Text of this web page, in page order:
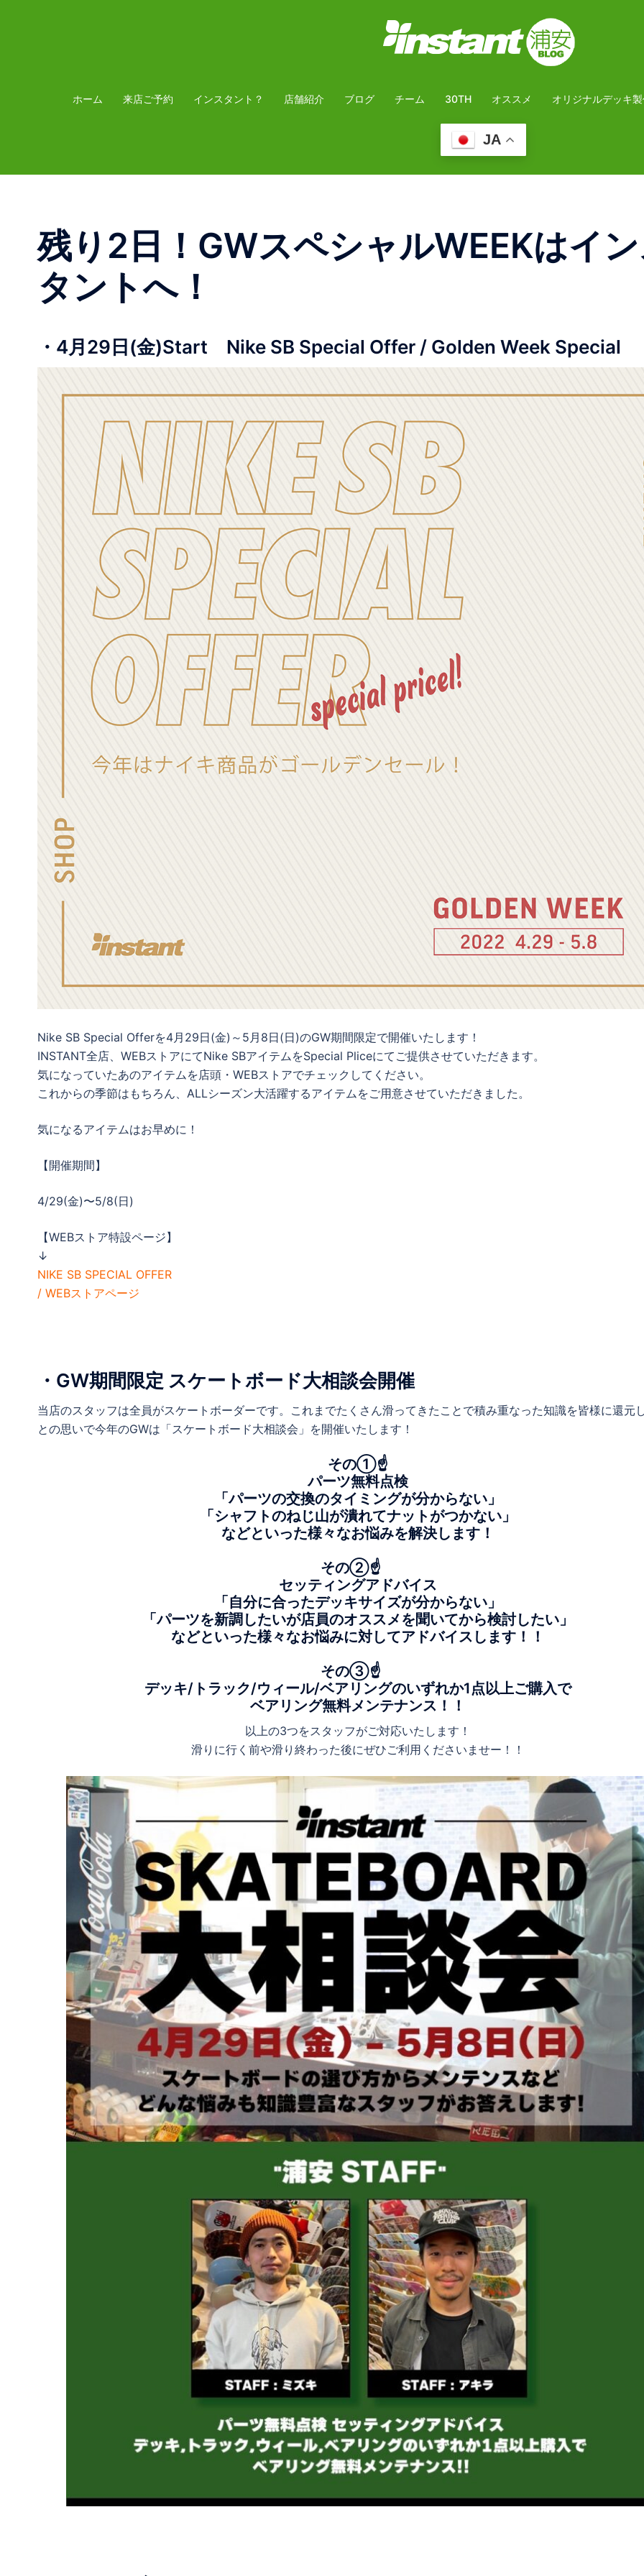
プ
ホーム 来店ご予約 インスタント？ 店舗紹介 ブログ チーム 30TH オススメ オリジナルデッキ
JA
残り2日！GWスペシャルWEEKはイ
タントへ！
・4月29日(金)Start Nike SB Special Offer / Golden Week Special
Nike SB Special Offerを4月29日(金)～5月8日(日)のGW期間限定で開催いたします！
INSTANT全店、WEBストアにてNike SBアイテムをSpecial Pliceにてご提供させていただきます。
気になっていたあのアイテムを店頭・WEBストアでチェックしてください。
これからの季節はもちろん、ALLシーズン大活躍するアイテムをご用意させていただきました。
気になるアイテムはお早めに！
【開催期間】
4/29(金)〜5/8(日)
【WEBストア特設ページ】
↓
NIKE SB SPECIAL OFFER
/ WEBストアページ
・GW期間限定 スケートボード大相談会開催
当店のスタッフは全員がスケートボーダーです。これまでたくさん滑ってきたことで積み重なった知識を皆様に還元
との思いで今年のGWは「スケートボード大相談会」を開催いたします！
その①☝️
パーツ無料点検
「パーツの交換のタイミングが分からない」
「シャフトのねじ山が潰れてナットがつかない」
などといった様々なお悩みを解決します！
その②☝️
セッティングアドバイス
「自分に合ったデッキサイズが分からない」
「パーツを新調したいが店員のオススメを聞いてから検討したい」
などといった様々なお悩みに対してアドバイスします！！
その③☝️
デッキ/トラック/ウィール/ベアリングのいずれか1点以上ご購入で
ベアリング無料メンテナンス！！
以上の3つをスタッフがご対応いたします！
滑りに行く前や滑り終わった後にぜひご利用くださいませー！！